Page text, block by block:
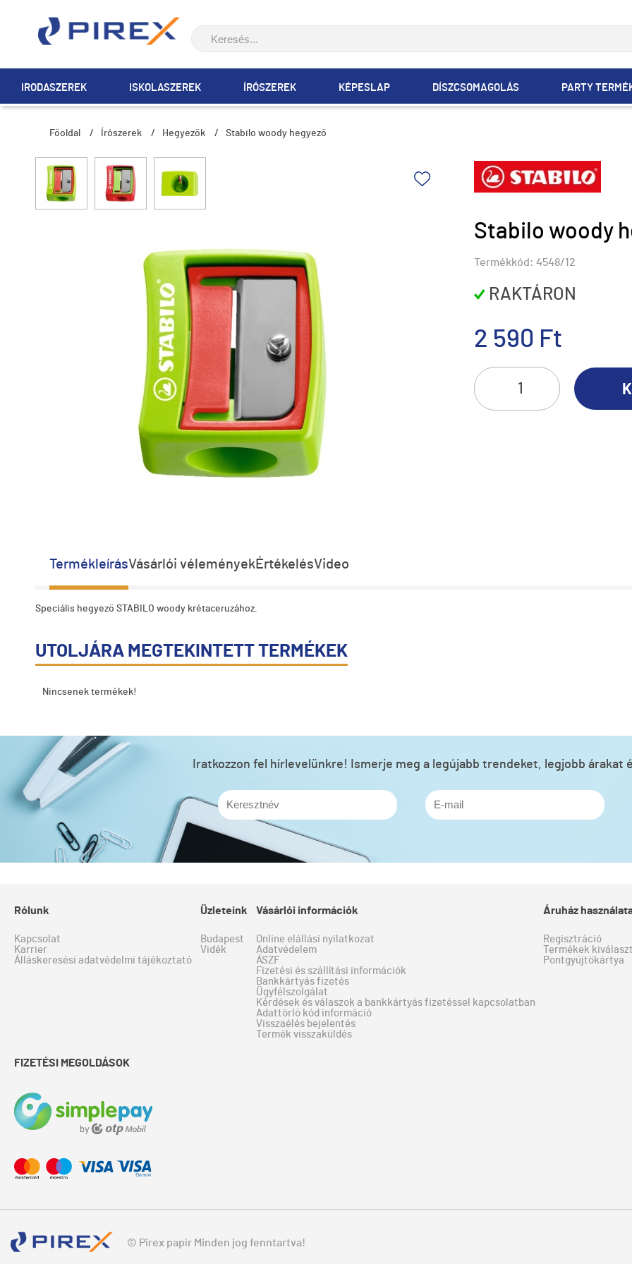
IRODASZEREK ISKOLASZEREK ÍRÓSZEREK KÉPESLAP DÍSZCSOMAGOLÁS PARTY
Főoldal / Írószerek / Hegyezők / Stabilo woody hegyező
Stabilo woody
Termékkód: 4548/12
RAKTÁRON
2 590 Ft
TermékleírásVásárlói véleményekÉrtékelésVideo
Speciális hegyező STABILO woody krétaceruzához.
UTOLJÁRA MEGTEKINTETT TERMÉKEK
Nincsenek termékek!
Iratkozzon fel hírlevelünkre! Ismerje meg a legújabb trendeket, legjobb árakat
Rólunk
Kapcsolat
Karrier
Álláskeresési adatvédelmi tájékoztató
Üzleteink
Budapest
Vidék
Vásárlói információk
Online elállási nyilatkozat
Adatvédelem
ÁSZF
Fizetési és szállítási információk
Bankkártyás fizetés
Ügyfélszolgálat
Kérdések és válaszok a bankkártyás fizetéssel kapcsolatban
Adattörlő kód információ
Visszaélés bejelentés
Termék visszaküldés
Áruház
Regisztráció
Termékek
Pontgyűjtőkártya
FIZETÉSI MEGOLDÁSOK
© Pirex papír Minden jog fenntartva!